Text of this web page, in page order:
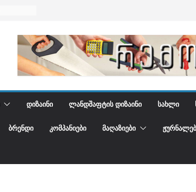
ᲓᲘᲖᲐᲘᲜᲘ ᲚᲐᲜᲓᲨᲐᲤᲢᲘᲡ ᲓᲘᲖᲐᲘᲜᲘ ᲡᲐᲮᲚᲘ
ᲑᲠᲔᲜᲓᲘ ᲙᲝᲛᲞᲐᲜᲘᲔᲑᲘ ᲛᲐᲦᲐᲖᲘᲔᲑᲘ